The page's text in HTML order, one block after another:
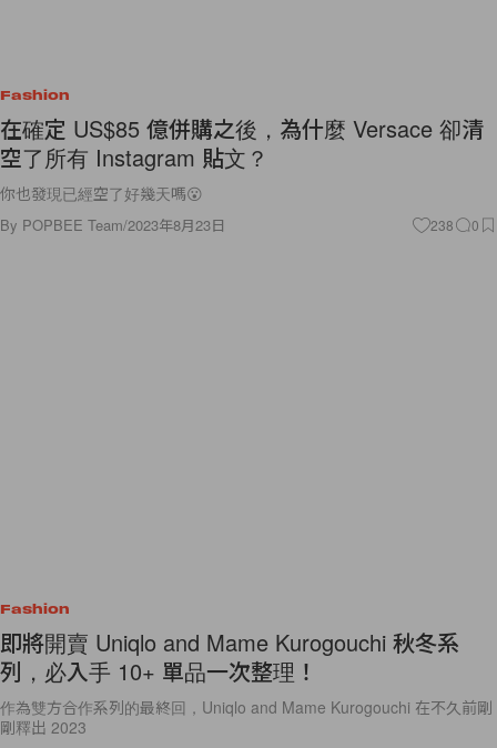
Fashion
在確定 US$85 億併購之後，為什麼 Versace 卻清
空了所有 Instagram 貼文？
你也發現已經空了好幾天嗎😮
By POPBEE Team/2023年8月23日 238 0
Fashion
即將開賣 Uniqlo and Mame Kurogouchi 秋冬系
列，必入手 10+ 單品一次整理！
作為雙方合作系列的最終回，Uniqlo and Mame Kurogouchi 在不久前剛
剛釋出 2023